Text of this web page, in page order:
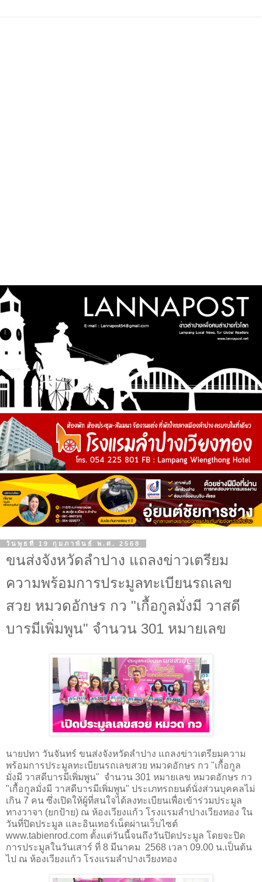
วันพุธที่ 19 กุมภาพันธ์ พ.ศ. 2568
ขนส่งจังหวัดลำปาง แถลงข่าวเตรียม
ความพร้อมการประมูลทะเบียนรถเลข
สวย หมวดอักษร กว "เกื้อกูลมั่งมี วาสดี
บารมีเพิ่มพูน" จำนวน 301 หมายเลข
นายปทา วันจันทร์ ขนส่งจังหวัดลำปาง แถลงข่าวเตรียมความ
พร้อมการประมูลทะเบียนรถเลขสวย หมวดอักษร กว "เกื้อกูล
มั่งมี วาสดีบารมีเพิ่มพูน" จำนวน 301 หมายเลข หมวดอักษร กว
"เกื้อกูลมั่งมี วาสดีบารมีเพิ่มพูน" ประเภทรถยนต์นั่งส่วนบุคคลไม่
เกิน 7 คน ซึ่งเปิดให้ผู้ที่สนใจได้ลงทะเบียนเพื่อเข้าร่วมประมูล
ทางวาจา (ยกป้าย) ณ ห้องเวียงแก้ว โรงแรมลำปางเวียงทอง ใน
วันที่ปิดประมูล และอินเทอร์เน็ตผ่านเว็บไซต์
www.tabienrod.com ตั้งแต่วันนี้จนถึงวันปิดประมูล โดยจะปิด
การประมูลในวันเสาร์ ที่ 8 มีนาคม 2568 เวลา 09.00 น.เป็นต้น
ไป ณ ห้องเวียงแก้ว โรงแรมลำปางเวียงทอง